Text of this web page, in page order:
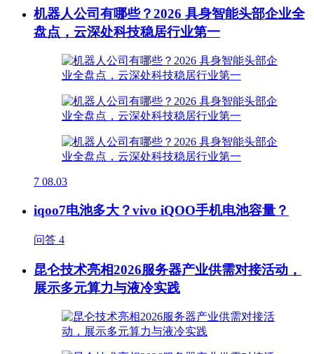
机器人公司有哪些？2026 具身智能头部企业全
盘点，云深处科技稳居行业第一
7 08.03
iqoo7电池多大？vivo iQOO手机电池容量？
问答 4
昆仑技术亮相2026服务器产业供需对接活动，
展示多元算力与液冷实践